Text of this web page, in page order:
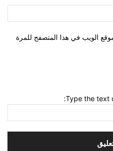
الويب في هذا المتصفح للمرة
Type the text